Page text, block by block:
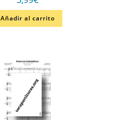
Añadir al carrito